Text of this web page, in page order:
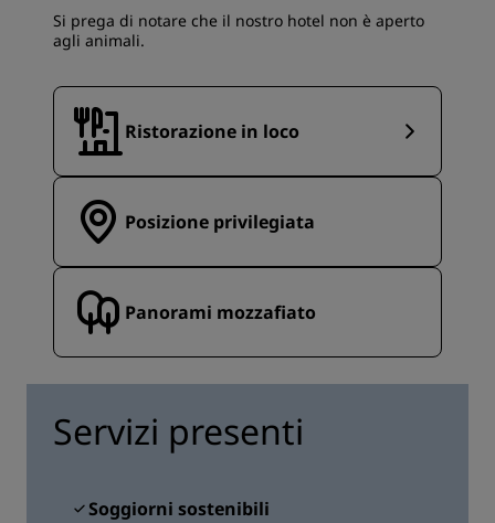
Si prega di notare che il nostro hotel non è aperto
agli animali.
Ristorazione in loco
Posizione privilegiata
Panorami mozzafiato
Servizi presenti
Soggiorni sostenibili